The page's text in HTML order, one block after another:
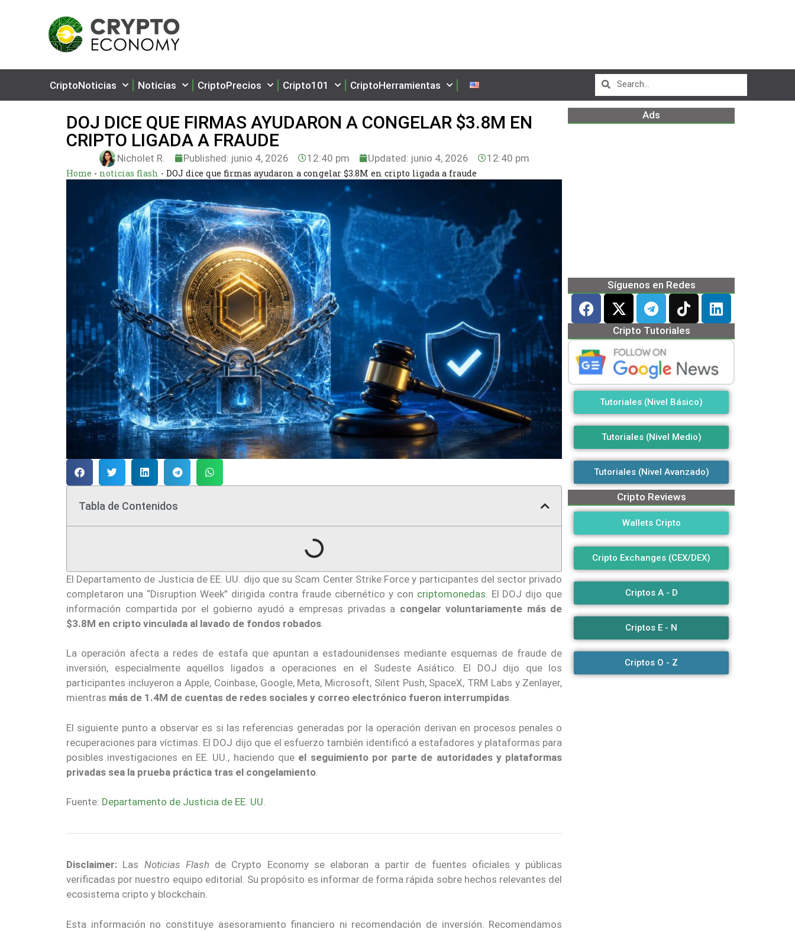
CriptoNoticias Noticias CriptoPrecios Cripto101 CriptoHerramientas
DOJ DICE QUE FIRMAS AYUDARON A CONGELAR $3.8M EN
CRIPTO LIGADA A FRAUDE
Nicholet R. Published: junio 4, 2026 12:40 pm Updated: junio 4, 2026 12:40 pm
Home - noticias flash - DOJ dice que firmas ayudaron a congelar $3.8M en cripto ligada a fraude
Tabla de Contenidos
El Departamento de Justicia de EE. UU. dijo que su Scam Center Strike Force y participantes del sector privado
completaron una “Disruption Week” dirigida contra fraude cibernético y con criptomonedas . El DOJ dijo que
información compartida por el gobierno ayudó a empresas privadas a congelar voluntariamente más de
$3.8M en cripto vinculada al lavado de fondos robados
La operación afecta a redes de estafa que apuntan a estadounidenses mediante esquemas de fraude de
inversión, especialmente aquellos ligados a operaciones en el Sudeste Asiático. El DOJ dijo que los
participantes incluyeron a Apple, Coinbase, Google, Meta, Microsoft, Silent Push, SpaceX, TRM Labs y Zenlayer,
mientras más de 1.4M de cuentas de redes sociales y correo electrónico fueron interrumpidas.
El siguiente punto a observar es si las referencias generadas por la operación derivan en procesos penales o
recuperaciones para víctimas. El DOJ dijo que el esfuerzo también identificó a estafadores y plataformas para
posibles investigaciones en EE. UU., haciendo que el seguimiento por parte de autoridades y plataformas
privadas sea la prueba práctica tras el congelamiento
Fuente: Departamento de Justicia de EE. UU.
Disclaimer: Las Noticias Flash de Crypto Economy se elaboran a partir de fuentes oficiales y públicas
verificadas por nuestro equipo editorial. Su propósito es informar de forma rápida sobre hechos relevantes del
ecosistema cripto y blockchain.
Esta información no constituye asesoramiento financiero ni recomendación de inversión. Recomendamos
Ads
Síguenos en Redes
Cripto Tutoriales
Tutoriales (Nivel Básico)
Tutoriales (Nivel Medio)
Tutoriales (Nivel Avanzado)
Cripto Reviews
Wallets Cripto
Cripto Exchanges (CEX/DEX)
Criptos A - D
Criptos E - N
Criptos O - Z